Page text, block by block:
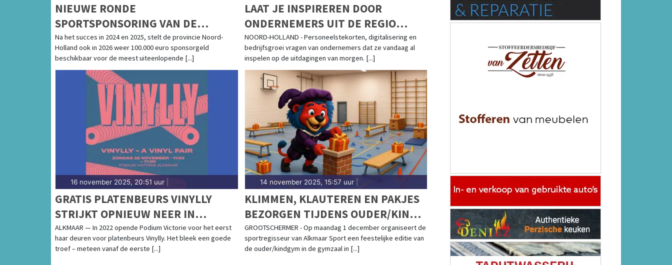
NIEUWE RONDE
SPORTSPONSORING VAN DE
PROVINCIE NOORD-HOLLAND IN
2026
Na het succes in 2024 en 2025, stelt de provincie Noord-
Holland ook in 2026 weer 100.000 euro sponsorgeld
beschikbaar voor de meest uiteenlopende [...]
LAAT JE INSPIREREN DOOR
ONDERNEMERS UIT DE REGIO
TIJDENS DE ONHN ONDERNEMERS
EXPEDITIE
NOORD-HOLLAND - Personeelstekorten, digitalisering en
bedrijfs­groei vragen van ondernemers dat ze vandaag al
inspelen op de uitdagingen van morgen. [...]
16 november 2025, 20:51 uur
GRATIS PLATENBEURS VINYLLY
STRIJKT OPNIEUW NEER IN
PODIUM VICTORIE
ALKMAAR — In 2022 opende Podium Victorie voor het eerst
haar deuren voor platenbeurs Vinylly. Het bleek een goede
troef – meteen vanaf de eerste [...]
14 november 2025, 15:57 uur|
KLIMMEN, KLAUTEREN EN PAKJES
BEZORGEN TIJDENS OUDER/KIND
PIETENGYM IN GROOTSCHERMER
GROOTSCHERMER - Op maandag 1 december organiseert de
sportregisseur van Alkmaar Sport een feestelijke editie van
de ouder/kindgym in de gymzaal in [...]